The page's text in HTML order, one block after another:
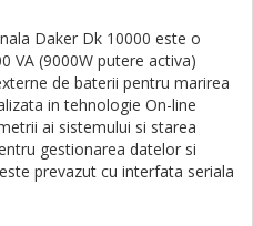
Daker Dk 10000 este o
VA (9000W putere activa)
de baterii pentru marirea
in tehnologie On-line
ai sistemului si starea
gestionarea datelor si
prevazut cu interfata seriala